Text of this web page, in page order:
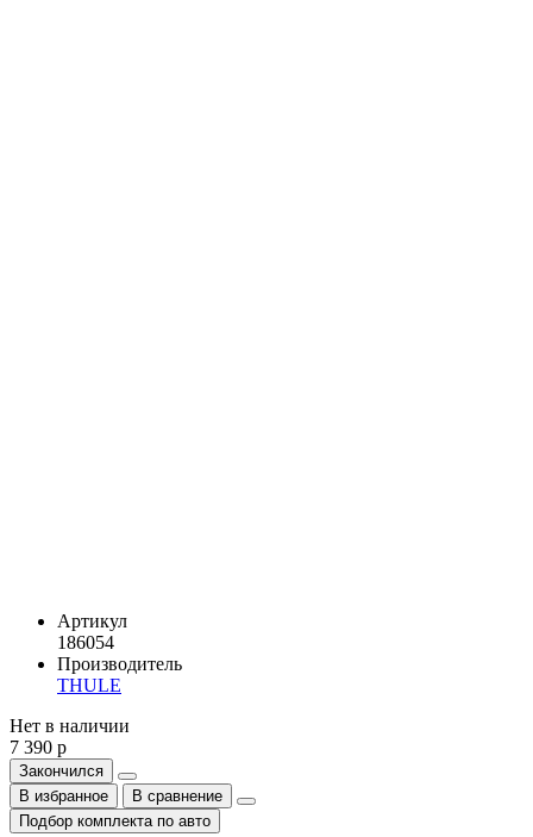
Артикул
186054
Производитель
THULE
Нет в наличии
7 390 р
Закончился
В избранное
В сравнение
Подбор комплекта по авто